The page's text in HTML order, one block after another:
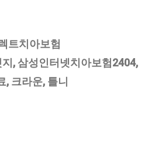
트치아보험
,삼성인터넷치아보험2404,
, 크라운, 틀니